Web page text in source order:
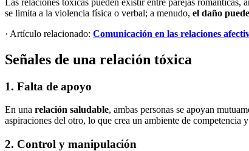
se limita a la violencia física o verbal; a menudo, el daño
· Artículo relacionado: Comunicación en las relaciones
Señales de una relación tóxica
1. Falta de apoyo
En una relación saludable, ambas personas se apoyan
aspiraciones del otro, lo que crea un ambiente de competencia
2. Control y manipulación